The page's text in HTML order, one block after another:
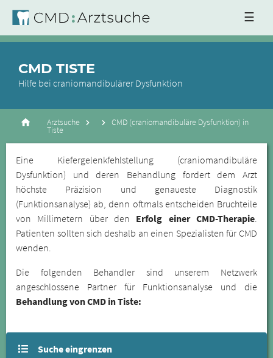
☰
CMD TISTE
Hilfe bei craniomandibulärer Dysfunktion
Arztsuche CMD (craniomandibuläre Dysfunktion) in
Tiste
Eine Kiefergelenkfehlstellung (craniomandibuläre
Dysfunktion) und deren Behandlung fordert dem Arzt
höchste Präzision und genaueste Diagnostik
(Funktionsanalyse) ab, denn oftmals entscheiden Bruchteile
von Millimetern über den Erfolg einer CMD-Therapie.
Patienten sollten sich deshalb an einen Spezialisten für CMD
wenden.
Die folgenden Behandler sind unserem Netzwerk
angeschlossene Partner für Funktionsanalyse und die
Behandlung von CMD in Tiste:
Suche eingrenzen